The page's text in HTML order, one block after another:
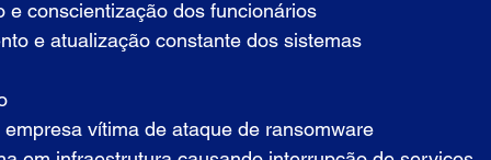
e conscientização dos funcionários
e atualização constante dos sistemas
empresa vítima de ataque de ransomware